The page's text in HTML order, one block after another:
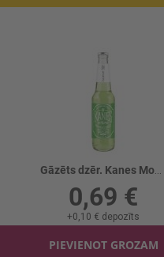
Gāzēts dzēr. Kanes Mohito
0,69 €
+0,10 € depozīts
PIEVIENOT GROZAM